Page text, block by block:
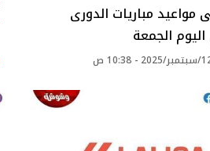
مباريات الدورى
الجمعة